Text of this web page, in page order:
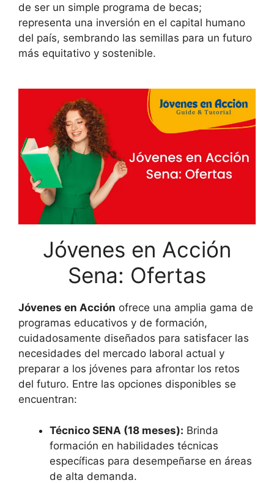
de ser un simple programa de becas;
representa una inversión en el capital humano
del país, sembrando las semillas para un futuro
más equitativo y sostenible.
Jóvenes en Acción
Sena: Ofertas
Jóvenes en Acción ofrece una amplia gama de
programas educativos y de formación,
cuidadosamente diseñados para satisfacer las
necesidades del mercado laboral actual y
preparar a los jóvenes para afrontar los retos
del futuro. Entre las opciones disponibles se
encuentran:
Técnico SENA (18 meses): Brinda
formación en habilidades técnicas
específicas para desempeñarse en áreas
de alta demanda.